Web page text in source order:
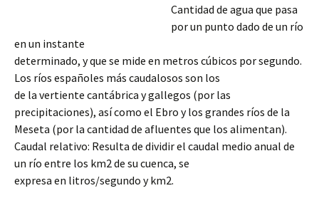
Cantidad de agua que pasa
por un punto dado de un río
en un instante
determinado, y que se mide en metros cúbicos por segundo.
Los ríos españoles más caudalosos son los
de la vertiente cantábrica y gallegos (por las
precipitaciones), así como el Ebro y los grandes ríos de la
Meseta (por la cantidad de afluentes que los alimentan).
Caudal relativo: Resulta de dividir el caudal medio anual de
un río entre los km2 de su cuenca, se
expresa en litros/segundo y km2.